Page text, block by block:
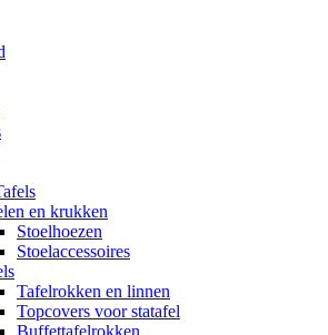
en krukken
Stoelhoezen
Stoelaccessoires
Tafelrokken en linnen
Topcovers voor statafel
Buffettafelrokken